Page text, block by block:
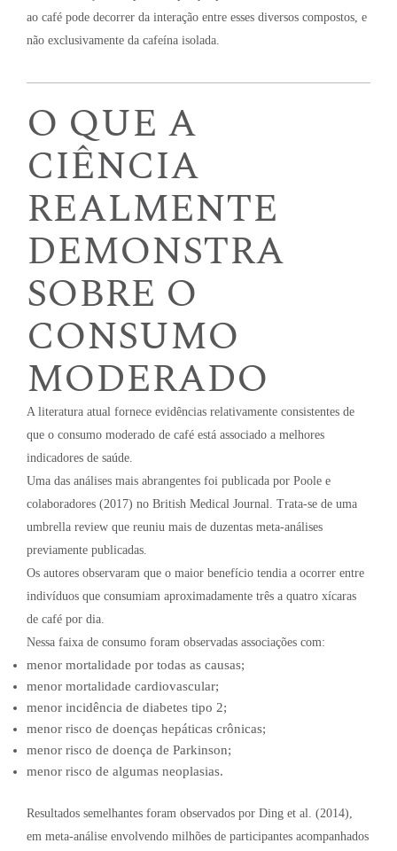
ao café pode decorrer da interação entre esses diversos compostos, e
não exclusivamente da cafeína isolada.
O QUE A
CIÊNCIA
REALMENTE
DEMONSTRA
SOBRE O
CONSUMO
MODERADO
A literatura atual fornece evidências relativamente consistentes de
que o consumo moderado de café está associado a melhores
indicadores de saúde.
Uma das análises mais abrangentes foi publicada por Poole e
colaboradores (2017) no British Medical Journal. Trata-se de uma
umbrella review que reuniu mais de duzentas meta-análises
previamente publicadas.
Os autores observaram que o maior benefício tendia a ocorrer entre
indivíduos que consumiam aproximadamente três a quatro xícaras
de café por dia.
Nessa faixa de consumo foram observadas associações com:
menor mortalidade por todas as causas;
menor mortalidade cardiovascular;
menor incidência de diabetes tipo 2;
menor risco de doenças hepáticas crônicas;
menor risco de doença de Parkinson;
menor risco de algumas neoplasias.
Resultados semelhantes foram observados por Ding et al. (2014),
em meta-análise envolvendo milhões de participantes acompanhados